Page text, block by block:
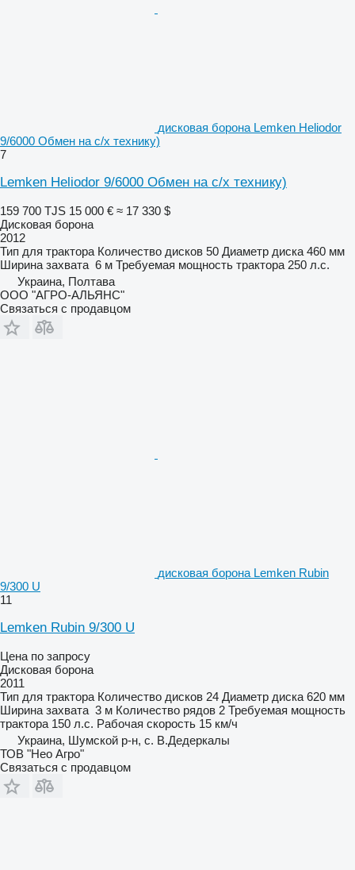
дисковая борона Lemken Heliodor
9/6000 Обмен на с/х технику)
7
Lemken Heliodor 9/6000 Обмен на с/х технику)
159 700 TJS 15 000 € ≈ 17 330 $
Дисковая борона
2012
Тип для трактора Количество дисков 50 Диаметр диска 460 мм
Ширина захвата 6 м Требуемая мощность трактора 250 л.с.
Украина, Полтава
ООО "АГРО-АЛЬЯНС"
Связаться с продавцом
дисковая борона Lemken Rubin
9/300 U
11
Lemken Rubin 9/300 U
Цена по запросу
Дисковая борона
2011
Тип для трактора Количество дисков 24 Диаметр диска 620 мм
Ширина захвата 3 м Количество рядов 2 Требуемая мощность
трактора 150 л.с. Рабочая скорость 15 км/ч
Украина, Шумской р-н, с. В.Дедеркалы
ТОВ "Нео Агро"
Связаться с продавцом